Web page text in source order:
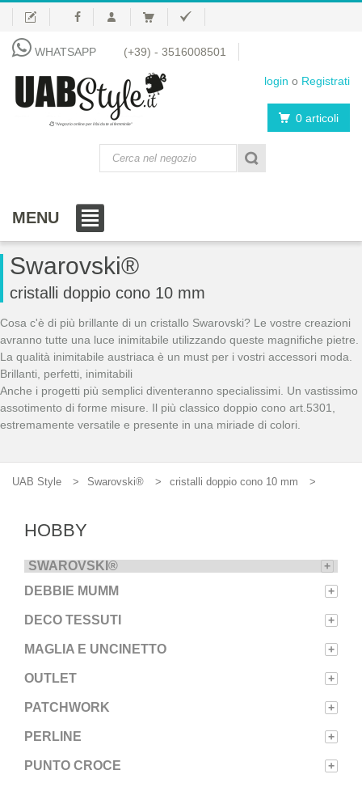
WHATSAPP (+39) - 3516008501
login o Registrati
"Negozio online per il fai da te al femminile" 0 articoli
MENU
Swarovski®
cristalli doppio cono 10 mm
Cosa c'è di più brillante di un cristallo Swarovski? Le vostre creazioni
avranno tutte una luce inimitabile utilizzando queste magnifiche pietre.
La qualità inimitabile austriaca è un must per i vostri accessori moda.
Brillanti, perfetti, inimitabili
Anche i progetti più semplici diventeranno specialissimi. Un vastissimo
assotimento di forme misure. Il più classico doppio cono art.5301,
estremamente versatile e presente in una miriade di colori.
UAB Style Swarovski® cristalli doppio cono 10 mm
HOBBY
SWAROVSKI® +
DEBBIE MUMM +
DECO TESSUTI +
MAGLIA E UNCINETTO +
OUTLET +
PATCHWORK +
PERLINE +
PUNTO CROCE +